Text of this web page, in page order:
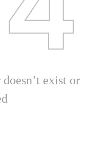
exist or